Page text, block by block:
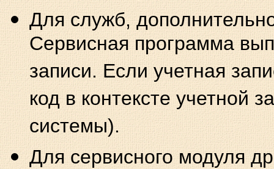
Для служб,
Сервисная программа
записи. Если учетная
код в контексте учетной
системы).
Для сервисного модуля